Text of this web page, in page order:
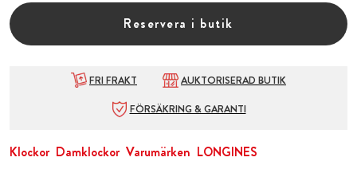
Reservera i butik
FRI FRAKT
AUKTORISERAD BUTIK
FÖRSÄKRING & GARANTI
Klockor Damklockor Varumärken LONGINES